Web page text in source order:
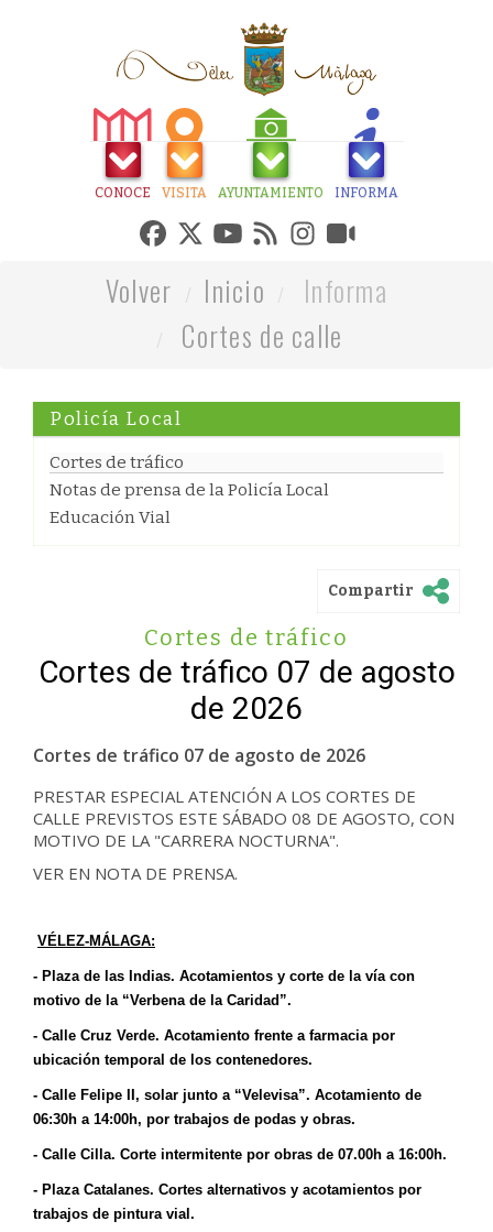
CONOCE VISITA AYUNTAMIENTO INFORMA
Volver Inicio
Informa
Cortes de calle
Policía Local
Cortes de tráfico
Notas de prensa de la Policía Local
Educación Vial
Compartir
Cortes de tráfico
Cortes de tráfico 07 de agosto
de 2026
Cortes de tráfico 07 de agosto de 2026
PRESTAR ESPECIAL ATENCIÓN A LOS CORTES DE
CALLE PREVISTOS ESTE SÁBADO 08 DE AGOSTO, CON
MOTIVO DE LA "CARRERA NOCTURNA".
VER EN NOTA DE PRENSA.
VÉLEZ-MÁLAGA:
- Plaza de las Indias. Acotamientos y corte de la vía con
motivo de la “Verbena de la Caridad”.
- Calle Cruz Verde. Acotamiento frente a farmacia por
ubicación temporal de los contenedores.
- Calle Felipe II, solar junto a “Velevisa”. Acotamiento de
06:30h a 14:00h, por trabajos de podas y obras.
- Calle Cilla. Corte intermitente por obras de 07.00h a 16:00h.
- Plaza Catalanes. Cortes alternativos y acotamientos por
trabajos de pintura vial.